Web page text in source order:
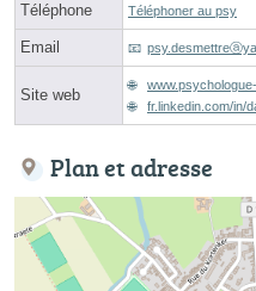
Téléphone Téléphoner au psy
Email
Site web
fr.linkedin.com/in/
Plan et adresse